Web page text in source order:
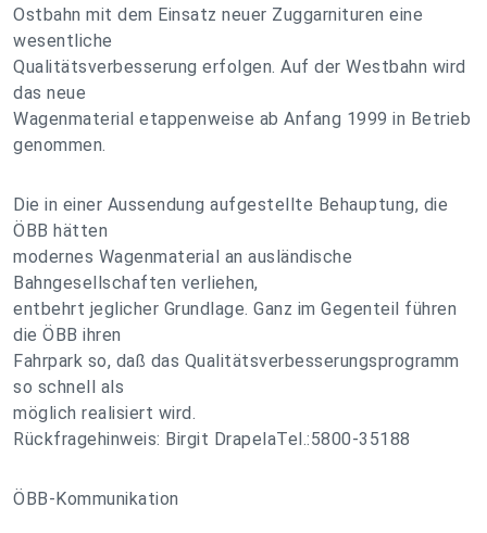
Ostbahn mit dem Einsatz neuer Zuggarnituren eine
wesentliche
Qualitätsverbesserung erfolgen. Auf der Westbahn wird
das neue
Wagenmaterial etappenweise ab Anfang 1999 in Betrieb
genommen.
Die in einer Aussendung aufgestellte Behauptung, die
ÖBB hätten
modernes Wagenmaterial an ausländische
Bahngesellschaften verliehen,
entbehrt jeglicher Grundlage. Ganz im Gegenteil führen
die ÖBB ihren
Fahrpark so, daß das Qualitätsverbesserungsprogramm
so schnell als
möglich realisiert wird.
Rückfragehinweis: Birgit DrapelaTel.:5800-35188
ÖBB-Kommunikation